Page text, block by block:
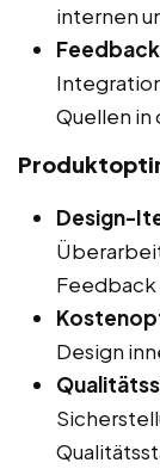
internen
Quellen in
Design-
Feedback
Design